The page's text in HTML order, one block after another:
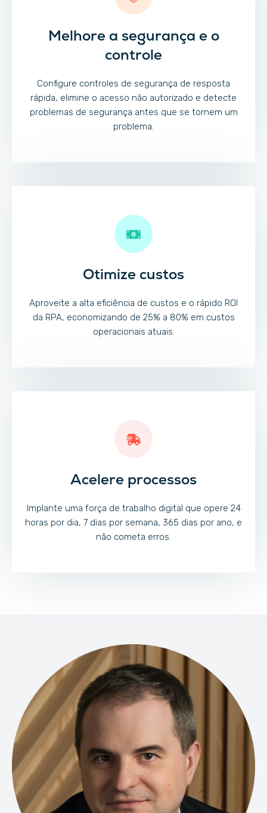
Melhore a segurança e o
controle
Configure controles de segurança de resposta
rápida, elimine o acesso não autorizado e detecte
problemas de segurança antes que se tornem um
problema.
Otimize custos
Aproveite a alta eficiência de custos e o rápido ROI
da RPA, economizando de 25% a 80% em custos
operacionais atuais.
Acelere processos
Implante uma força de trabalho digital que opere 24
horas por dia, 7 dias por semana, 365 dias por ano, e
não cometa erros.